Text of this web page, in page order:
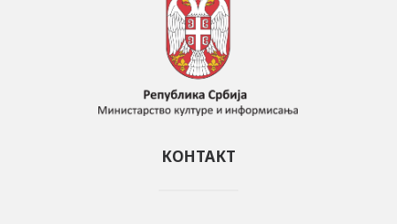
КОНТАКТ